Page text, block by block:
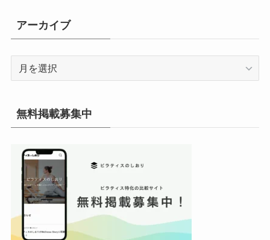
リ
ー
アーカイブ
イ
ブ
無料掲載募集中